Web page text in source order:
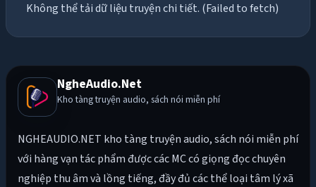
Không thể tải dữ liệu truyện chi tiết. (Failed to fetch)
NgheAudio.Net
Kho tàng truyện audio, sách nói miễn phí
NGHEAUDIO.NET kho tàng truyện audio, sách nói miễn phí
với hàng vạn tác phẩm được các MC có giọng đọc chuyên
nghiệp thu âm và lồng tiếng, đầy đủ các thể loại tâm lý xã